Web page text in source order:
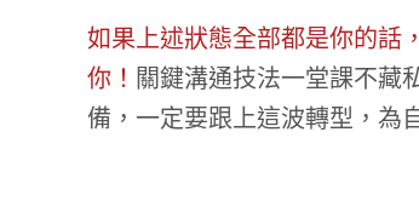
如果上述狀態全部都是你的話
你！ 關鍵溝通技法一堂課不藏
備，一定要跟上這波轉型，為